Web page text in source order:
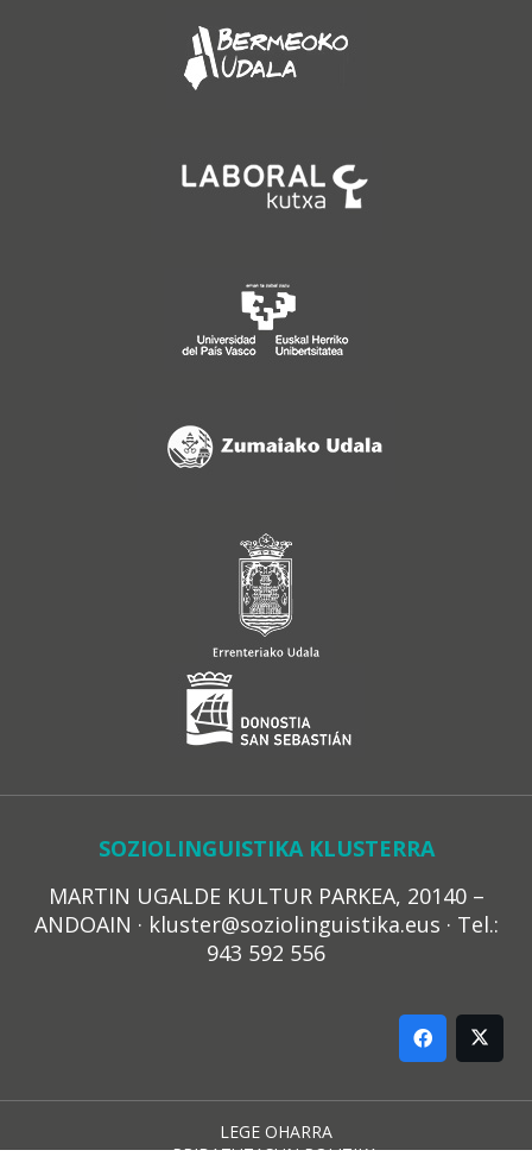
SOZIOLINGUISTIKA KLUSTERRA
MARTIN UGALDE KULTUR PARKEA, 20140 –
ANDOAIN · kluster@soziolinguistika.eus · Tel.:
943 592 556
LEGE OHARRA
PRIBATUTASUN POLITIKA